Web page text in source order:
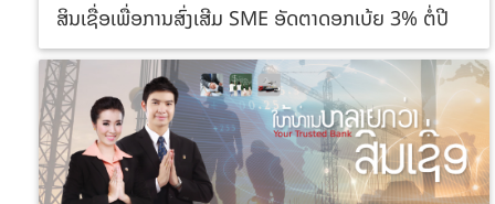
ສິນເຊື່ອເພື່ອການສົ່ງເສີມ SME ອັດຕາດອກເບ້ຍ 3% ຕໍ່ປີ